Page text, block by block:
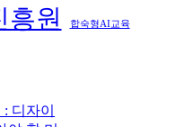
원 합숙형AI교육